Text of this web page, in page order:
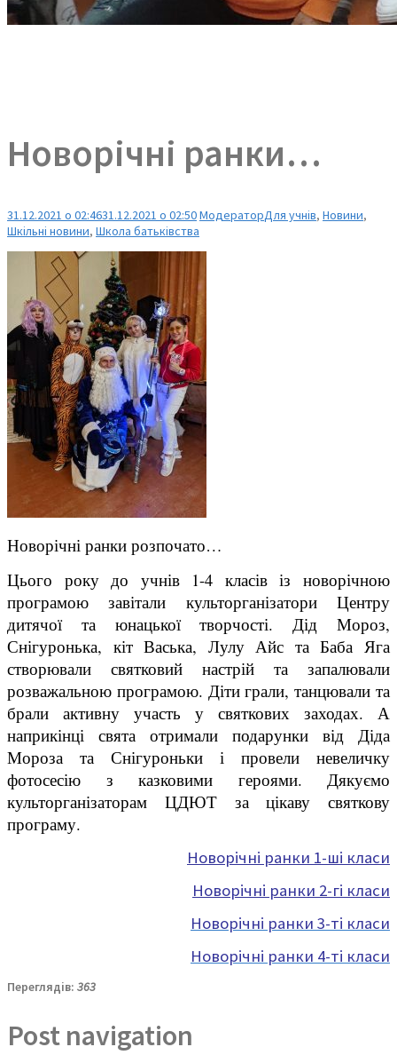
Новорічні ранки…
31.12.2021 о 02:4631.12.2021 о 02:50МодераторДля учнів, Новини,
Шкільні новини, Школа батьківства
Новорічні ранки розпочато…
Цього року до учнів 1-4 класів із новорічною
програмою завітали культорганізатори Центру
дитячої та юнацької творчості. Дід Мороз,
Снігуронька, кіт Васька, Лулу Айс та Баба Яга
створювали святковий настрій та запалювали
розважальною програмою. Діти грали, танцювали та
брали активну участь у святкових заходах. А
наприкінці свята отримали подарунки від Діда
Мороза та Снігуроньки і провели невеличку
фотосесію з казковими героями. Дякуємо
культорганізаторам ЦДЮТ за цікаву святкову
програму.
Новорічні ранки 1-ші класи
Новорічні ранки 2-гі класи
Новорічні ранки 3-ті класи
Новорічні ранки 4-ті класи
Переглядів: 363
Post navigation